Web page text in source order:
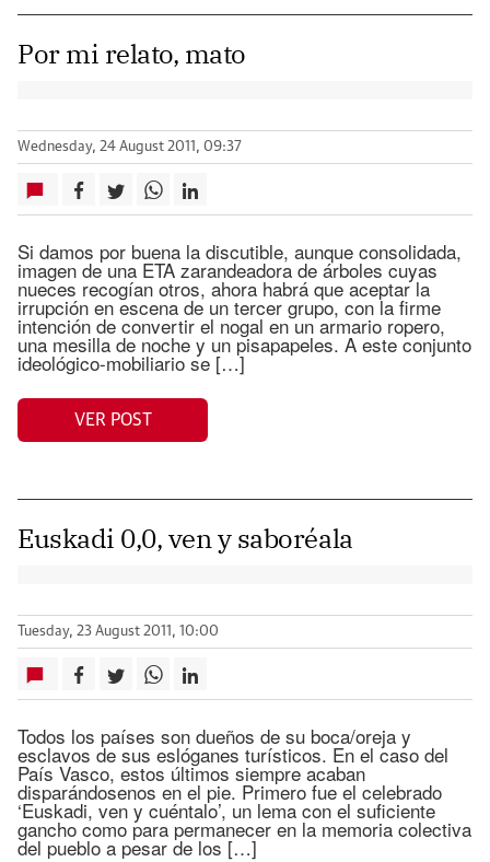
Por mi relato, mato
Wednesday, 24 August 2011, 09:37
Si damos por buena la discutible, aunque consolidada,
imagen de una ETA zarandeadora de árboles cuyas
nueces recogían otros, ahora habrá que aceptar la
irrupción en escena de un tercer grupo, con la firme
intención de convertir el nogal en un armario ropero,
una mesilla de noche y un pisapapeles. A este conjunto
ideológico-mobiliario se […]
VER POST
Euskadi 0,0, ven y saboréala
Tuesday, 23 August 2011, 10:00
Todos los países son dueños de su boca/oreja y
esclavos de sus eslóganes turísticos. En el caso del
País Vasco, estos últimos siempre acaban
disparándosenos en el pie. Primero fue el celebrado
‘Euskadi, ven y cuéntalo’, un lema con el suficiente
gancho como para permanecer en la memoria colectiva
del pueblo a pesar de los […]